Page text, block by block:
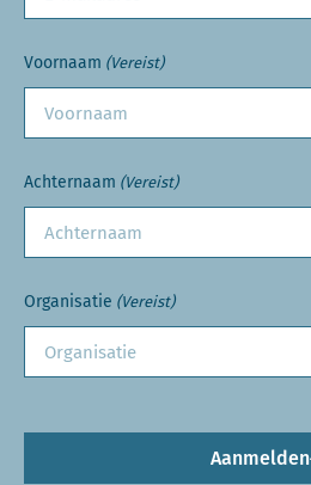
Voornaam (Vereist)
Achternaam (Vereist)
Organisatie (Vereist)
Aanmelden